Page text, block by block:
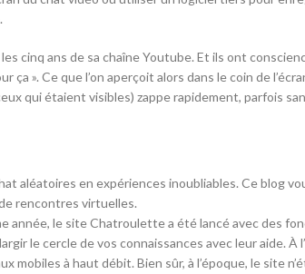
cinq ans de sa chaîne Youtube. Et ils ont
». Ce que l’on aperçoit alors dans le coin de
qui étaient visibles) zappe rapidement, parfois
aléatoires en expériences inoubliables. Ce blog
rencontres virtuelles.
année, le site Chatroulette a été lancé avec des
le cercle de vos connaissances avec leur aide.
mobiles à haut débit. Bien sûr, à l’époque, le site